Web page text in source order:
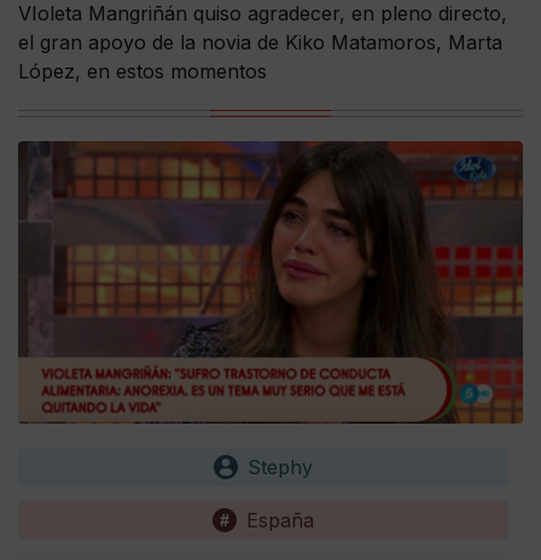
VIoleta Mangriñán quiso agradecer, en pleno directo,
el gran apoyo de la novia de Kiko Matamoros, Marta
López, en estos momentos
Stephy
España